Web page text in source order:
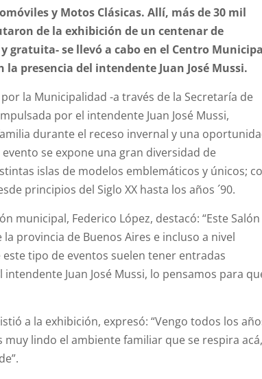
y Motos Clásicas. Allí, más de 30 mil
de la exhibición de un centenar de
gratuita- se llevó a cabo en el Centro
presencia del intendente Juan José Mussi.
la Municipalidad -a través de la Secretaría de
por el intendente Juan José Mussi,
durante el receso invernal y una
se expone una gran diversidad de
islas de modelos emblemáticos y únicos;
principios del Siglo XX hasta los años ´90.
municipal, Federico López, destacó: “Este Salón
provincia de Buenos Aires e incluso a nivel
tipo de eventos suelen tener entradas
Juan José Mussi, lo pensamos para
a la exhibición, expresó: “Vengo todos los
lindo el ambiente familiar que se respira acá,